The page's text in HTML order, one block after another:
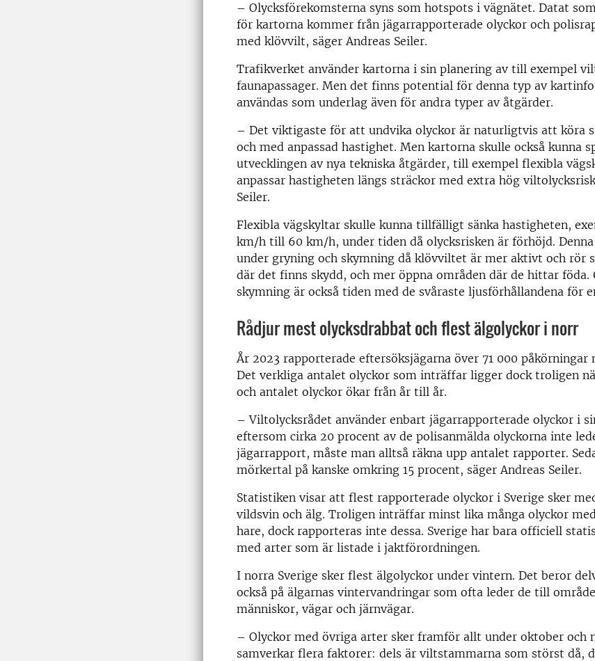
– Olycksförekomsterna syns som hotspots i vägnätet. Datat
för kartorna kommer från jägarrapporterade olyckor och
med klövvilt, säger Andreas Seiler.
Trafikverket använder kartorna i sin planering av till exempel
faunapassager. Men det finns potential för denna typ av
användas som underlag även för andra typer av åtgärder.
– Det viktigaste för att undvika olyckor är naturligtvis att köra
och med anpassad hastighet. Men kartorna skulle också kunna
utvecklingen av nya tekniska åtgärder, till exempel flexibla
anpassar hastigheten längs sträckor med extra hög
Seiler.
Flexibla vägskyltar skulle kunna tillfälligt sänka hastigheten,
km/h till 60 km/h, under tiden då olycksrisken är förhöjd.
under gryning och skymning då klövviltet är mer aktivt och rör
där det finns skydd, och mer öppna områden där de hittar föda.
skymning är också tiden med de svåraste ljusförhållandena för
Rådjur mest olycksdrabbat och flest älgolyckor i norr
År 2023 rapporterade eftersöksjägarna över 71 000 påkörningar
Det verkliga antalet olyckor som inträffar ligger dock troligen
och antalet olyckor ökar från år till år.
– Viltolycksrådet använder enbart jägarrapporterade olyckor i
eftersom cirka 20 procent av de polisanmälda olyckorna inte
jägarrapport, måste man alltså räkna upp antalet rapporter.
mörkertal på kanske omkring 15 procent, säger Andreas Seiler.
Statistiken visar att flest rapporterade olyckor i Sverige sker
vildsvin och älg. Troligen inträffar minst lika många olyckor
hare, dock rapporteras inte dessa. Sverige har bara officiell
med arter som är listade i jaktförordningen.
I norra Sverige sker flest älgolyckor under vintern. Det beror
också på älgarnas vintervandringar som ofta leder de till
människor, vägar och järnvägar.
– Olyckor med övriga arter sker framför allt under oktober och
samverkar flera faktorer: dels är viltstammarna som störst då,